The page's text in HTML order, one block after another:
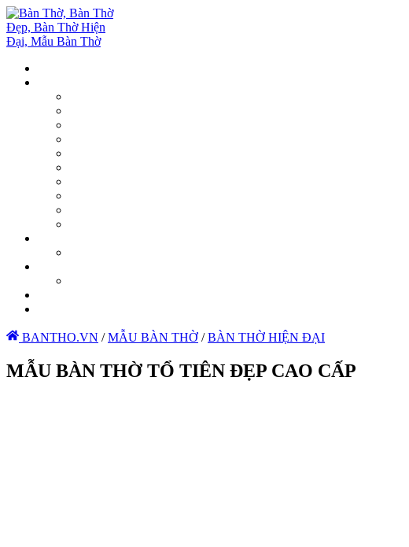
BANTHO.VN / MẪU BÀN THỜ / BÀN THỜ HIỆN ĐẠI
MẪU BÀN THỜ TỔ TIÊN ĐẸP CAO CẤP